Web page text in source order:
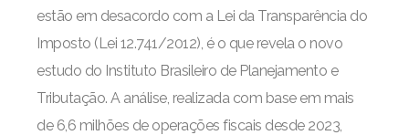
estão em desacordo com a Lei da Transparência do
Imposto (Lei 12.741/2012), é o que revela o novo
estudo do Instituto Brasileiro de Planejamento e
Tributação. A análise, realizada com base em mais
de 6,6 milhões de operações fiscais desde 2023,